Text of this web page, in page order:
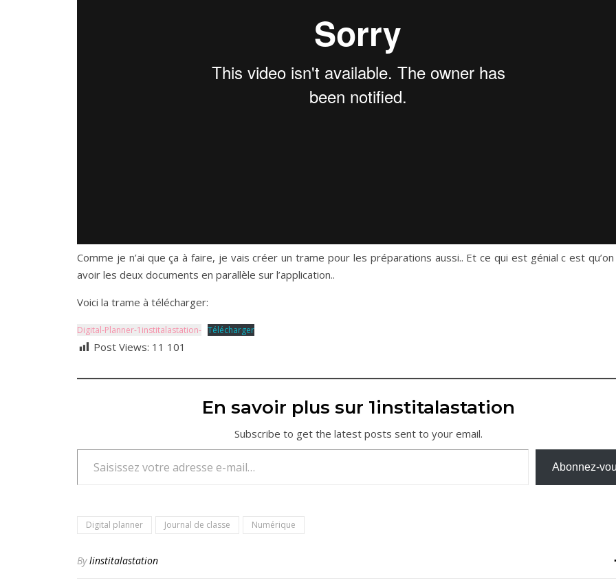
Comme je n’ai que ça à faire, je vais créer un trame pour les préparations aussi.. Et ce qui est génial c est
avoir les deux documents en parallèle sur l’application..
Voici la trame à télécharger:
Digital-Planner-1institalastation- Télécharger
Post Views: 11 101
En savoir plus sur 1institalastation
Subscribe to get the latest posts sent to your email.
Saisissez votre adresse e-mail…
Abonnez-
Digital planner Journal de classe Numérique
Bylinstitalastation